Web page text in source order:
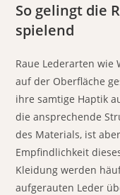
So gelingt die
spielend
Raue Lederarten wie
auf der Oberfläche
ihre samtige Haptik
die ansprechende
des Materials, ist
Empfindlichkeit
Kleidung werden
aufgerauten Leder